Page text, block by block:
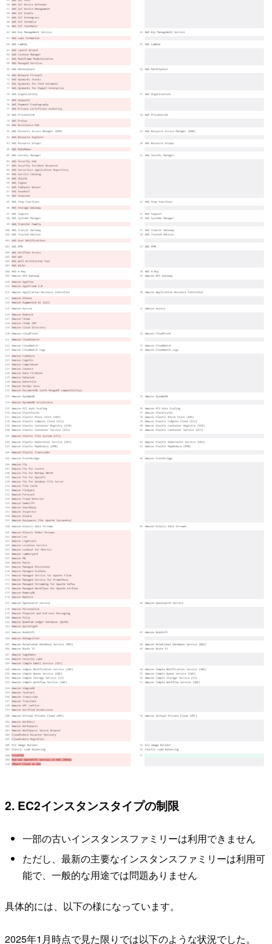
2. EC2インスタンスタイプの制限
一部の古いインスタンスファミリーは利用できません
ただし、最新の主要なインスタンスファミリーは利用可
能で、一般的な用途では問題ありません
具体的には、以下の様になっています。
2025年1月時点で見た限りでは以下のような状況でした。